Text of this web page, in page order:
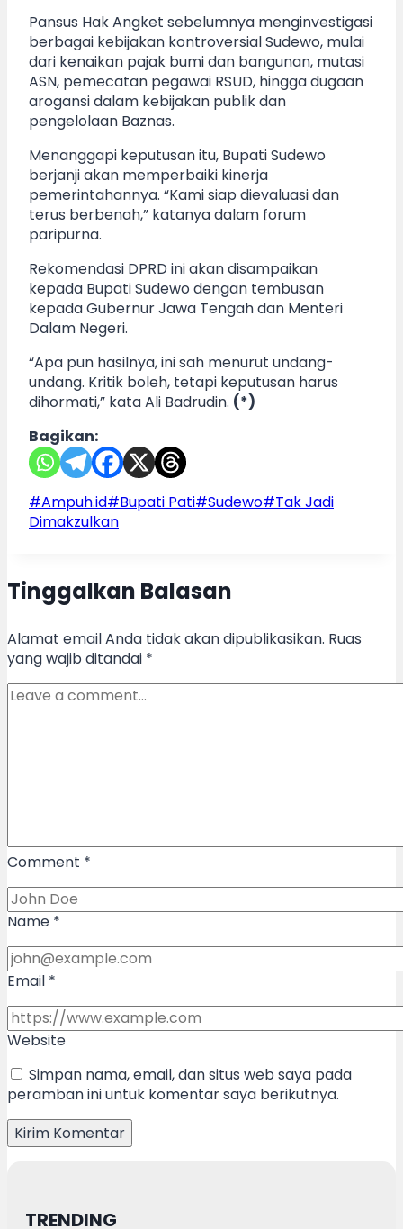
Pansus Hak Angket sebelumnya menginvestigasi
berbagai kebijakan kontroversial Sudewo, mulai
dari kenaikan pajak bumi dan bangunan, mutasi
ASN, pemecatan pegawai RSUD, hingga dugaan
arogansi dalam kebijakan publik dan
pengelolaan Baznas.
Menanggapi keputusan itu, Bupati Sudewo
berjanji akan memperbaiki kinerja
pemerintahannya. “Kami siap dievaluasi dan
terus berbenah,” katanya dalam forum
paripurna.
Rekomendasi DPRD ini akan disampaikan
kepada Bupati Sudewo dengan tembusan
kepada Gubernur Jawa Tengah dan Menteri
Dalam Negeri.
“Apa pun hasilnya, ini sah menurut undang-
undang. Kritik boleh, tetapi keputusan harus
dihormati,” kata Ali Badrudin. (*)
Bagikan:
Post
Tags:
#Ampuh.id#Bupati Pati#Sudewo#Tak Jadi
Dimakzulkan
Tinggalkan Balasan
Alamat email Anda tidak akan dipublikasikan. Ruas
yang wajib ditandai *
Comment *
Name *
Email *
Website
Simpan nama, email, dan situs web saya pada
peramban ini untuk komentar saya berikutnya.
TRENDING